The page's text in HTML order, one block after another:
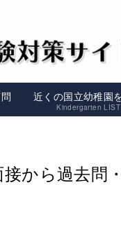
近くの国立幼稚園
Kindergarten LIST
接から過去問